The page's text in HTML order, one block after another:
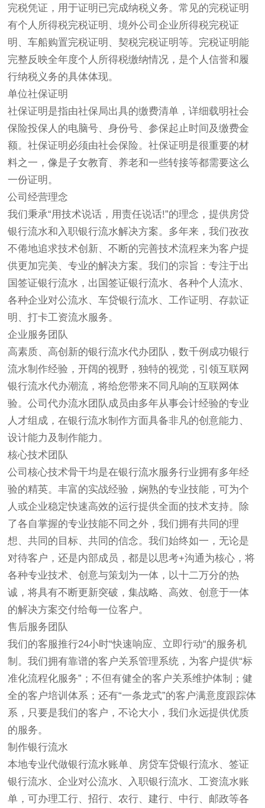
完税凭证，用于证明已完成纳税义务。常见的完税证明
有个人所得税完税证明、境外公司企业所得税完税证
明、车船购置完税证明、契税完税证明等。完税证明能
完整反映全年度个人所得税缴纳情况，是个人信誉和履
行纳税义务的具体体现。
单位社保证明
社保证明是指由社保局出具的缴费清单，详细载明社会
保险投保人的电脑号、身份号、参保起止时间及缴费金
额。社保证明必须由社会保险。社保证明是很重要的材
料之一，像是子女教育、养老和一些转接等都需要这么
一份证明。
公司经营理念
我们秉承“用技术说话，用责任说话!”的理念，提供房贷
银行流水和入职银行流水解决方案。多年来，我们孜孜
不倦地追求技术创新、不断的完善技术流程来为客户提
供更加完美、专业的解决方案。我们的宗旨：专注于出
国签证银行流水，出国签证银行流水、各种个人流水、
各种企业对公流水、车贷银行流水、工作证明、存款证
明、打卡工资流水服务。
企业服务团队
高素质、高创新的银行流水代办团队，数千例成功银行
流水制作经验，开阔的视野，独特的视觉，引领互联网
银行流水代办潮流，将给您带来不同凡响的互联网体
验。公司代办流水团队成员由多年从事会计经验的专业
人才组成，在银行流水制作方面具备非凡的创意能力、
设计能力及制作能力。
核心技术团队
公司核心技术骨干均是在银行流水服务行业拥有多年经
验的精英。丰富的实战经验，娴熟的专业技能，可为个
人或企业稳定快速高效的运行提供全面的技术支持。除
了各自掌握的专业技能不同之外，我们拥有共同的理
想、共同的目标、共同的信念。我们始终如一，无论是
对待客户，还是内部成员，都是以思考+沟通为核心，将
各种专业技术、创意与策划为一体，以十二万分的热
诚，将具有不断更新突破，集战略、高效、创意于一体
的解决方案交付给每一位客户。
售后服务团队
我们的客服推行24小时“快速响应、立即行动“的服务机
制。我们拥有靠谱的客户关系管理系统，为客户提供“标
准化流程化服务”；不但有健全的客户关系维护体制；健
全的客户培训体系；还有“一条龙式”的客户满意度跟踪体
系，只要是我们的客户，不论大小，我们永远提供优质
的服务。
制作银行流水
本地专业代做银行流水账单、房贷车贷银行流水、签证
银行流水、企业对公流水、入职银行流水、工资流水账
单，可办理工行、招行、农行、建行、中行、邮政等各